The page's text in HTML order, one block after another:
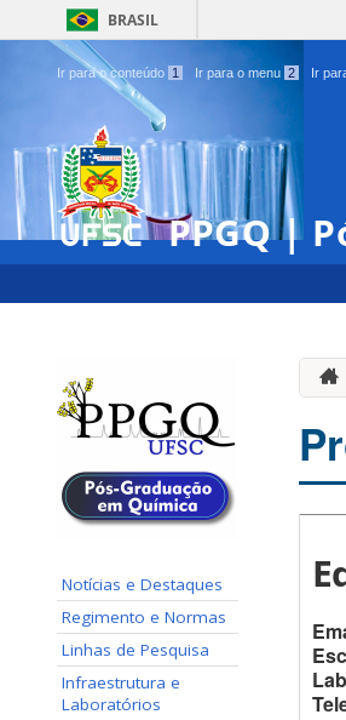
BRASIL
Ir para o conteúdo 1 Ir para o menu 2 Ir
PPGQ |
Notícias e Destaques
Regimento e Normas
Linhas de Pesquisa
Infraestrutura e
Laboratórios